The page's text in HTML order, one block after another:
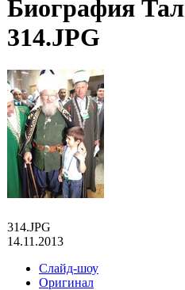
Биография
314.JPG
314.JPG
14.11.2013
Слайд-шоу
Оригинал